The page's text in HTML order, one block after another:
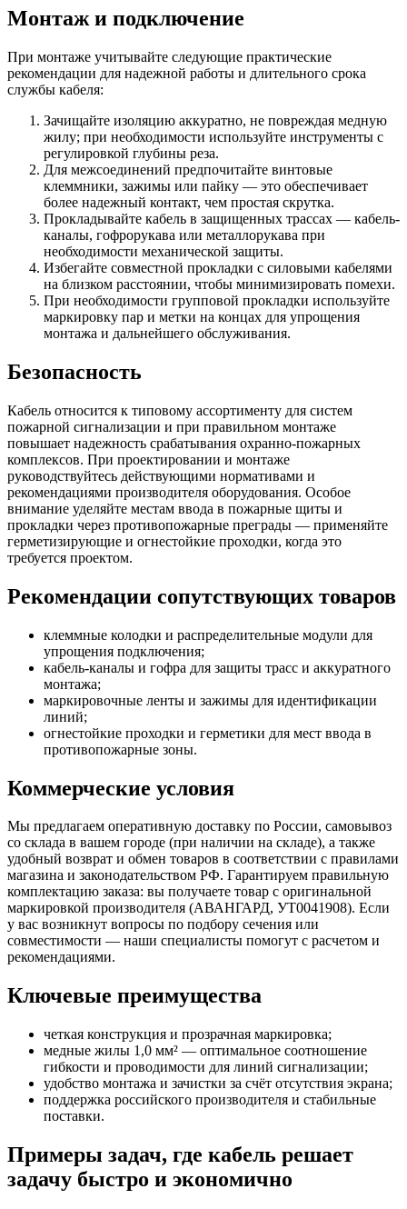
Монтаж и подключение
При монтаже учитывайте следующие практические
рекомендации для надежной работы и длительного срока
службы кабеля:
Зачищайте изоляцию аккуратно, не повреждая медную
жилу; при необходимости используйте инструменты с
регулировкой глубины реза.
Для межсоединений предпочитайте винтовые
клеммники, зажимы или пайку — это обеспечивает
более надежный контакт, чем простая скрутка.
Прокладывайте кабель в защищенных трассах — кабель-
каналы, гофрорукава или металлорукава при
необходимости механической защиты.
Избегайте совместной прокладки с силовыми кабелями
на близком расстоянии, чтобы минимизировать помехи.
При необходимости групповой прокладки используйте
маркировку пар и метки на концах для упрощения
монтажа и дальнейшего обслуживания.
Безопасность
Кабель относится к типовому ассортименту для систем
пожарной сигнализации и при правильном монтаже
повышает надежность срабатывания охранно-пожарных
комплексов. При проектировании и монтаже
руководствуйтесь действующими нормативами и
рекомендациями производителя оборудования. Особое
внимание уделяйте местам ввода в пожарные щиты и
прокладки через противопожарные преграды — применяйте
герметизирующие и огнестойкие проходки, когда это
требуется проектом.
Рекомендации сопутствующих товаров
клеммные колодки и распределительные модули для
упрощения подключения;
кабель-каналы и гофра для защиты трасс и аккуратного
монтажа;
маркировочные ленты и зажимы для идентификации
линий;
огнестойкие проходки и герметики для мест ввода в
противопожарные зоны.
Коммерческие условия
Мы предлагаем оперативную доставку по России, самовывоз
со склада в вашем городе (при наличии на складе), а также
удобный возврат и обмен товаров в соответствии с правилами
магазина и законодательством РФ. Гарантируем правильную
комплектацию заказа: вы получаете товар с оригинальной
маркировкой производителя (АВАНГАРД, УТ0041908). Если
у вас возникнут вопросы по подбору сечения или
совместимости — наши специалисты помогут с расчетом и
рекомендациями.
Ключевые преимущества
четкая конструкция и прозрачная маркировка;
медные жилы 1,0 мм² — оптимальное соотношение
гибкости и проводимости для линий сигнализации;
удобство монтажа и зачистки за счёт отсутствия экрана;
поддержка российского производителя и стабильные
поставки.
Примеры задач, где кабель решает
задачу быстро и экономично